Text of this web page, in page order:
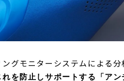
グモニターシステムによる
を防止しサポートする「ア